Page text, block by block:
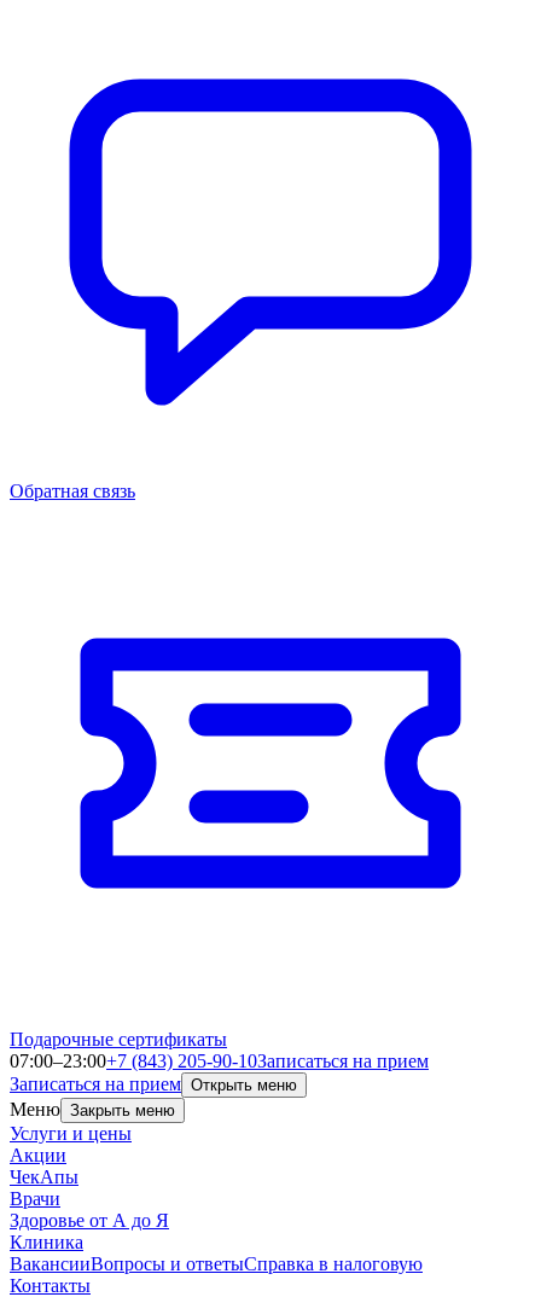
Обратная связь
Подарочные сертификаты
07:00–23:00+7 (843) 205-90-10Записаться на прием
Записаться на прием Открыть меню
Меню Закрыть меню
Услуги и цены
Акции
ЧекАпы
Врачи
Здоровье от А до Я
Клиника
ВакансииВопросы и ответыСправка в налоговую
Контакты